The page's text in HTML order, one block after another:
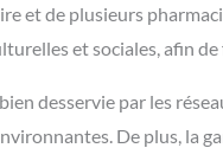
et de plusieurs
et sociales, afin
desservie par les
De plus, la